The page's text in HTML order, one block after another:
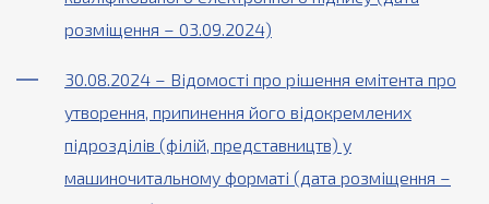
розміщення – 03.09.2024)
30.08.2024 – Відомості про рішення емітента про
утворення, припинення його відокремлених
підрозділів (філій, представництв) у
машиночитальному форматі (дата розміщення –